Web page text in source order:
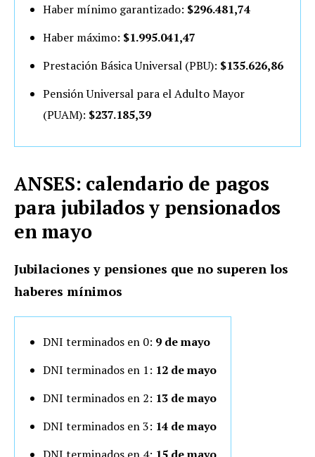
Haber mínimo garantizado: $296.481,74
Haber máximo: $1.995.041,47
Prestación Básica Universal (PBU): $135.626,86
Pensión Universal para el Adulto Mayor
(PUAM): $237.185,39
ANSES: calendario de pagos
para jubilados y pensionados
en mayo
Jubilaciones y pensiones que no superen los
haberes mínimos
DNI terminados en 0: 9 de mayo
DNI terminados en 1: 12 de mayo
DNI terminados en 2: 13 de mayo
DNI terminados en 3: 14 de mayo